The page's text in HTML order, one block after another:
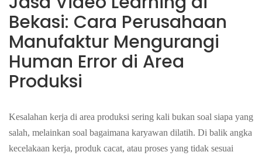
Bekasi: Cara Perusahaan
Manufaktur Mengurangi
Human Error di Area
Produksi
Kesalahan kerja di area produksi sering kali bukan soal siapa yang
salah, melainkan soal bagaimana karyawan dilatih. Di balik angka
kecelakaan kerja, produk cacat, atau proses yang tidak sesuai